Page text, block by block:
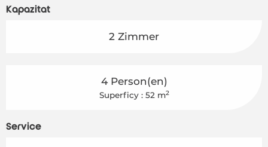
Kapazität
2 Zimmer
4 Person(en)
Superficy : 52 m2
Service